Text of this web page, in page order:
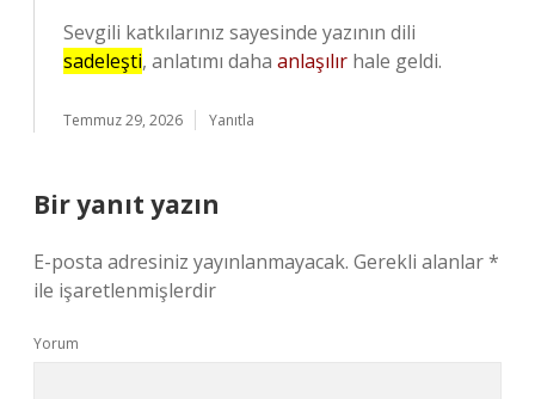
Sevgili katkılarınız sayesinde yazının dili
sadeleşti, anlatımı daha anlaşılır hale geldi.
Temmuz 29, 2026 Yanıtla
Bir yanıt yazın
E-posta adresiniz yayınlanmayacak. Gerekli alanlar*
ile işaretlenmişlerdir
Yorum